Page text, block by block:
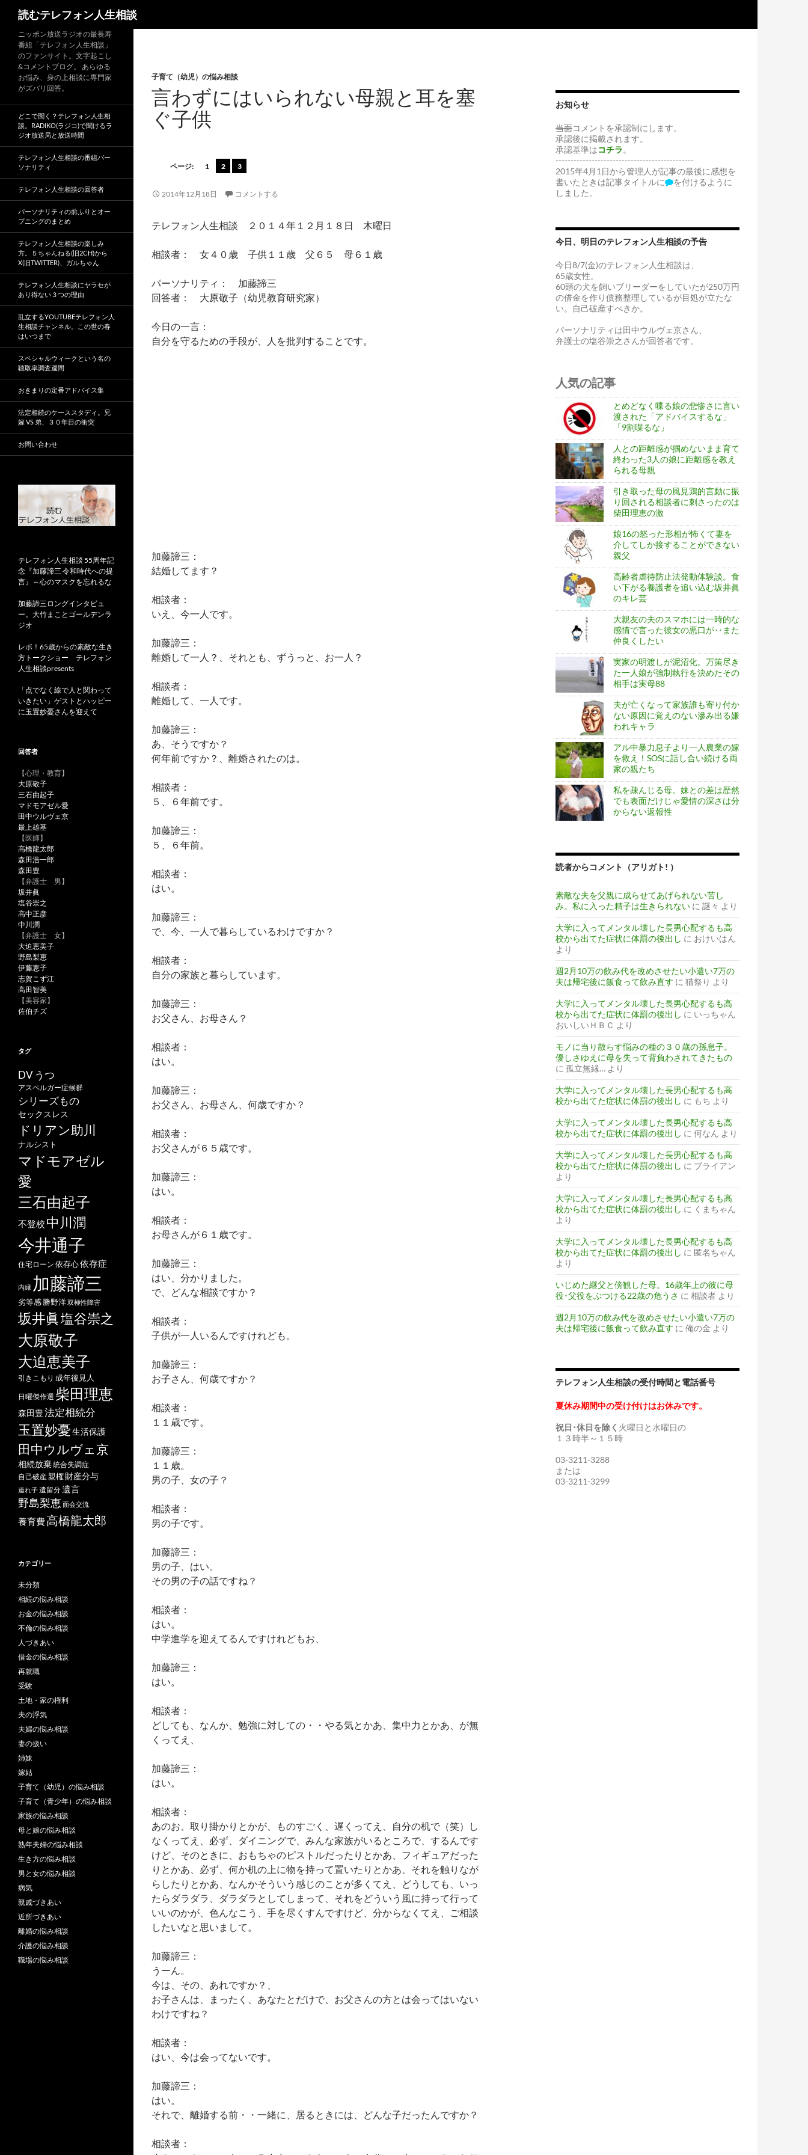
読むテレフォン人生相談
子育て（幼児）の悩み相談
言わずにはいられない母親と耳を塞
ぐ子供
ページ: 1 2 3
2014年12月18日 コメントする
テレフォン人生相談 ２０１４年１２月１８日 木曜日
相談者： 女４０歳 子供１１歳 父６５ 母６１歳
パーソナリティ： 加藤諦三
回答者： 大原敬子（幼児教育研究家）
今日の一言：
自分を守るための手段が、人を批判することです。
加藤諦三：
結婚してます？
相談者：
いえ、今一人です。
加藤諦三：
離婚して一人？、それとも、ずうっと、お一人？
相談者：
離婚して、一人です。
加藤諦三：
あ、そうですか？
何年前ですか？、離婚されたのは。
相談者：
５、６年前です。
加藤諦三：
５、６年前。
相談者：
はい。
加藤諦三：
で、今、一人で暮らしているわけですか？
相談者：
自分の家族と暮らしています。
加藤諦三：
お父さん、お母さん？
相談者：
はい。
加藤諦三：
お父さん、お母さん、何歳ですか？
相談者：
お父さんが６５歳です。
加藤諦三：
はい。
相談者：
お母さんが６１歳です。
加藤諦三：
はい、分かりました。
で、どんな相談ですか？
相談者：
子供が一人いるんですけれども。
加藤諦三：
お子さん、何歳ですか？
相談者：
１１歳です。
加藤諦三：
１１歳。
男の子、女の子？
相談者：
男の子です。
加藤諦三：
男の子、はい。
その男の子の話ですね？
相談者：
はい。
中学進学を迎えてるんですけれどもお、
加藤諦三：
はい。
相談者：
どしても、なんか、勉強に対しての・・やる気とかあ、集中力とかあ、が無
くってえ、
加藤諦三：
はい。
相談者：
あのお、取り掛かりとかが、ものすごく、遅くってえ、自分の机で（笑）し
なくってえ、必ず、ダイニングで、みんな家族がいるところで、するんです
けど、そのときに、おもちゃのピストルだったりとかあ、フィギュアだった
りとかあ、必ず、何か机の上に物を持って置いたりとかあ、それを触りなが
らしたりとかあ、なんかそういう感じのことが多くてえ、どうしても、いっ
たらダラダラ、ダラダラとしてしまって、それをどういう風に持って行って
いいのかが、色んなこう、手を尽くすんですけど、分からなくてえ、ご相談
したいなと思いまして。
加藤諦三：
うーん。
今は、その、あれですか？、
お子さんは、まったく、あなたとだけで、お父さんの方とは会ってはいない
わけですね？
相談者：
はい、今は会ってないです。
加藤諦三：
はい。
それで、離婚する前・・一緒に、居るときには、どんな子だったんですか？
相談者：
お知らせ
当面コメントを承認制にします。
承認後に掲載されます。
承認基準はコチラ 。
----------------------------------------------
2015年4月1日から管理人が記事の最後に感想を
書いたときは記事タイトルに
を付けるように
しました。
今日、明日のテレフォン人生相談の予告
今日8/7(金)のテレフォン人生相談は、
65歳女性。
60頭の犬を飼いブリーダーをしていたが250万円
の借金を作り債務整理しているが目処が立たな
い。自己破産すべきか。
パーソナリティは田中ウルヴェ京さん、
弁護士の塩谷崇之さんが回答者です。
人気の記事
とめどなく喋る娘の悲惨さに言い
渡された「アドバイスするな」
「9割喋るな」
人との距離感が掴めないまま育て
終わった3人の娘に距離感を教え
られる母親
引き取った母の風見鶏的言動に振
り回される相談者に刺さったのは
柴田理恵の激
娘16の怒った形相が怖くて妻を
介してしか接することができない
親父
高齢者虐待防止法発動体験談。食
い下がる養護者を追い込む坂井眞
のキレ芸
大親友の夫のスマホには一時的な
感情で言った彼女の悪口が‥また
仲良くしたい
実家の明渡しが泥沼化。万策尽き
た一人娘が強制執行を決めたその
相手は実母88
夫が亡くなって家族誰も寄り付か
ない原因に覚えのない滲み出る嫌
われキャラ
アル中暴力息子より一人農業の嫁
を救え！SOSに話し合い続ける両
家の親たち
私を疎んじる母。妹との差は歴然
でも表面だけじゃ愛情の深さは分
からない返報性
読者からコメント（アリガト! ）
素敵な夫を父親に成らせてあげられない苦し
み。私に入った精子は生きられない に 謎々 より
大学に入ってメンタル壊した長男心配するも高
校から出てた症状に体罰の後出し に おけいはん
より
週2月10万の飲み代を改めさせたい小遣い7万の
夫は帰宅後に飯食って飲み直す に 猫祭り より
大学に入ってメンタル壊した長男心配するも高
校から出てた症状に体罰の後出し に いっちゃん
おいしいＨＢＣ より
モノに当り散らす悩みの種の３０歳の孫息子。
優しさゆえに母を失って背負わされてきたもの
に 孤立無縁… より
大学に入ってメンタル壊した長男心配するも高
校から出てた症状に体罰の後出し に もち より
大学に入ってメンタル壊した長男心配するも高
校から出てた症状に体罰の後出し に 何なん より
大学に入ってメンタル壊した長男心配するも高
校から出てた症状に体罰の後出し に ブライアン
より
大学に入ってメンタル壊した長男心配するも高
校から出てた症状に体罰の後出し に くまちゃん
より
大学に入ってメンタル壊した長男心配するも高
校から出てた症状に体罰の後出し に 匿名ちゃん
より
いじめた継父と傍観した母。16歳年上の彼に母
役･父役をぶつける22歳の危うさ に 相談者 より
週2月10万の飲み代を改めさせたい小遣い7万の
夫は帰宅後に飯食って飲み直す に 俺の金 より
テレフォン人生相談の受付時間と電話番号
夏休み期間中の受け付けはお休みです。
祝日･休日を除く 火曜日と水曜日の
１３時半～１５時
03-3211-3288
または
03-3211-3299
ニッポン放送ラジオの最長寿
番組「テレフォン人生相談」
のファンサイト。文字起こし
&コメントブログ。 あらゆる
お悩み、身の上相談に専門家
がズバリ回答。
どこで聞く？テレフォン人生相
談。RADIKO(ラジコ)で聞けるラ
ジオ放送局と放送時間
テレフォン人生相談の番組パー
ソナリティ
テレフォン人生相談の回答者
パーソナリティの前ふりとオー
プニングのまとめ
テレフォン人生相談の楽しみ
方。５ちゃんねる(旧2CH)から
X(旧TWITTER)、ガルちゃん
テレフォン人生相談にヤラセが
あり得ない３つの理由
乱立するYOUTUBEテレフォン人
生相談チャンネル。この世の春
はいつまで
スペシャルウィークという名の
聴取率調査週間
おきまりの定番アドバイス集
法定相続のケーススタディ。兄
嫁 VS 弟、３０年目の衝突
お問い合わせ
テレフォン人生相談 55周年記
念『加藤諦三 令和時代への提
言』～心のマスクを忘れるな
加藤諦三ロングインタビュ
ー。大竹まことゴールデンラ
ジオ
レポ！65歳からの素敵な生き
方トークショー テレフォン
人生相談presents
「点でなく線で人と関わって
いきたい」ゲストとハッピー
に玉置妙憂さんを迎えて
回答者
【心理・教育】
大原敬子
三石由起子
マドモアゼル愛
田中ウルヴェ京
最上雄基
【医師】
高橋龍太郎
森田浩一郎
森田豊
【弁護士 男】
坂井眞
塩谷崇之
高中正彦
中川潤
【弁護士 女】
大迫恵美子
野島梨恵
伊藤恵子
志賀こず江
高田智美
【美容家】
佐伯チズ
タグ
DV うつ
アスペルガー症候群
シリーズもの
セックスレス
ドリアン助川
ナルシスト
マドモアゼル
愛
三石由起子
不登校 中川潤
今井通子
住宅ローン 依存心依存症
内縁 加藤諦三
劣等感勝野洋双極性障害
坂井眞塩谷崇之
大原敬子
大迫恵美子
引きこもり 成年後見人
日曜傑作選 柴田理恵
森田豊法定相続分
玉置妙憂生活保護
田中ウルヴェ京
相続放棄統合失調症
自己破産親権 財産分与
連れ子遺留分遺言
野島梨恵面会交流
養育費高橋龍太郎
カテゴリー
未分類
相続の悩み相談
お金の悩み相談
不倫の悩み相談
人づきあい
借金の悩み相談
再就職
受験
土地・家の権利
夫の浮気
夫婦の悩み相談
妻の扱い
姉妹
嫁姑
子育て（幼児）の悩み相談
子育て（青少年）の悩み相談
家族の悩み相談
母と娘の悩み相談
熟年夫婦の悩み相談
生き方の悩み相談
男と女の悩み相談
病気
親戚づきあい
近所づきあい
離婚の悩み相談
介護の悩み相談
職場の悩み相談